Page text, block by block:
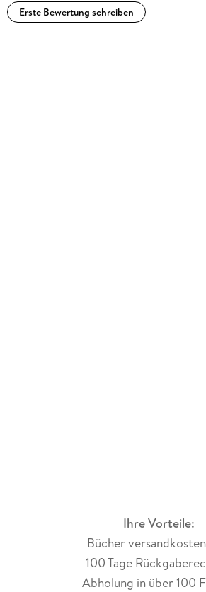
Erste Bewertung schreiben
Ihre Vorteile:
Bücher
100 Tage
Abholung in über 100